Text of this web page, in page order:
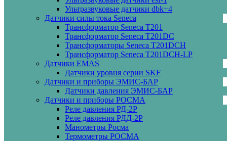
Ультразвуковые датчики dbk+4
Датчики силы тока Seneca
Трансформатор Seneca T201
Трансформатор Seneca T201DC
Трансформаторы Seneca T201DCH
Трансформатор Seneca T201DCH-LP
Датчики EMAS
Датчики уровня серии SKF
Датчики и приборы ЭМИС-БАР
Датчики давления ЭМИС-БАР
Датчики и приборы РОСМА
Реле давления РД-2Р
Реле давления РДД-2Р
Манометры Росма
Термометры РОСМА